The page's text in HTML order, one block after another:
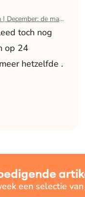
Blog Bianca | December: de maand waarin ik mijn man verloor
toch nog
op 24
hetzelfde .
een selectie